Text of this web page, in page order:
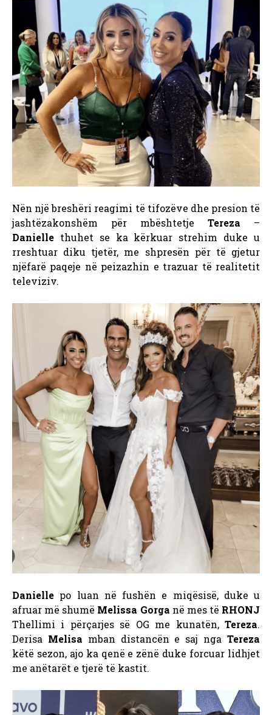
Nën një breshëri reagimi të tifozëve dhe presion të
jashtëzakonshëm për mbështetje Tereza –
Danielle thuhet se ka kërkuar strehim duke u
rreshtuar diku tjetër, me shpresën për të gjetur
njëfarë paqeje në peizazhin e trazuar të realitetit
televiziv.
Danielle po luan në fushën e miqësisë, duke u
afruar më shumë Melissa Gorga në mes të RHONJ
Thellimi i përçarjes së OG me kunatën, Tereza.
Derisa Melisa mban distancën e saj ngaTereza
këtë sezon, ajo ka qenë e zënë duke forcuar lidhjet
me anëtarët e tjerë të kastit.